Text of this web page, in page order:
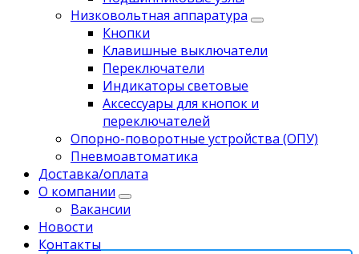
Низковольтная аппаратура
Кнопки
Клавишные выключатели
Переключатели
Индикаторы световые
Аксессуары для кнопок и
переключателей
Опорно-поворотные устройства (ОПУ)
Пневмоавтоматика
Доставка/оплата
О компании
Вакансии
Новости
Контакты